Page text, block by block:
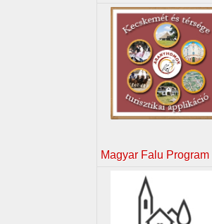
Magyar Falu Program